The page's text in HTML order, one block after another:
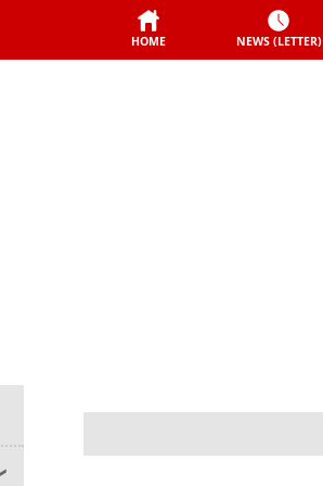
HOME NEWS (LETTER)